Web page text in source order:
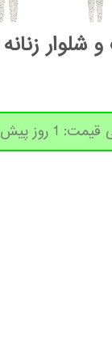
زنانه
1 روز پیش